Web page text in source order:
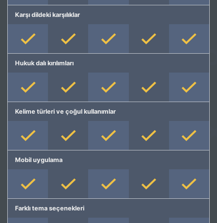
Karşı dildeki karşılıklar
Hukuk dalı kırılımları
Kelime türleri ve çoğul kullanımlar
Mobil uygulama
Farklı tema seçenekleri